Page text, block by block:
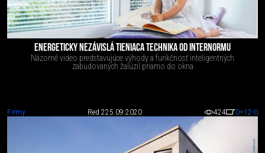
ENERGETICKY NEZÁVISLÁ TIENIACA TECHNIKA OD INTERNORMU
Názorné video predstavujúce výhody a funkčnosť inteligentných
zabudovaných žalúzií priamo do okna
Firmy Red 225.09.2020 424 0+12-0